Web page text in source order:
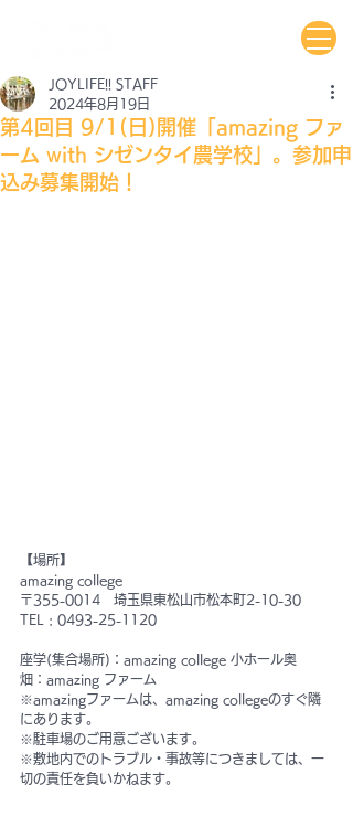
第4回目 9/1(日)開催「amazing ファ
ーム with シゼンタイ農学校」。参加申
込み募集開始！
JOYLIFE!! STAFF
2024年8月19日
【場所】
amazing college
〒355-0014　埼玉県東松山市松本町2-10-30
TEL : 0493-25-1120
座学(集合場所)：amazing college 小ホール奥
畑：amazing ファーム
※amazingファームは、amazing collegeのすぐ隣
にあります。
※駐車場のご用意ございます。
※敷地内でのトラブル・事故等につきましては、一
切の責任を負いかねます。